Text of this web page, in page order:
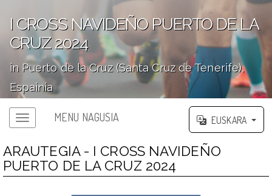
I CROSS NAVIDEÑO PUERTO DE LA
CRUZ 2024
in Puerto de la Cruz (Santa Cruz de Tenerife),
Espainia
MENU NAGUSIA EUSKARA
ARAUTEGIA - I CROSS NAVIDEÑO
PUERTO DE LA CRUZ 2024